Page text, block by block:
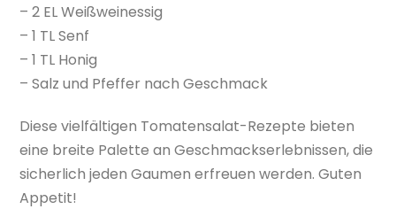
– 2 EL Weißweinessig
– 1 TL Senf
– 1 TL Honig
– Salz und Pfeffer nach Geschmack
Diese vielfältigen Tomatensalat-Rezepte bieten
eine breite Palette an Geschmackserlebnissen, die
sicherlich jeden Gaumen erfreuen werden. Guten
Appetit!